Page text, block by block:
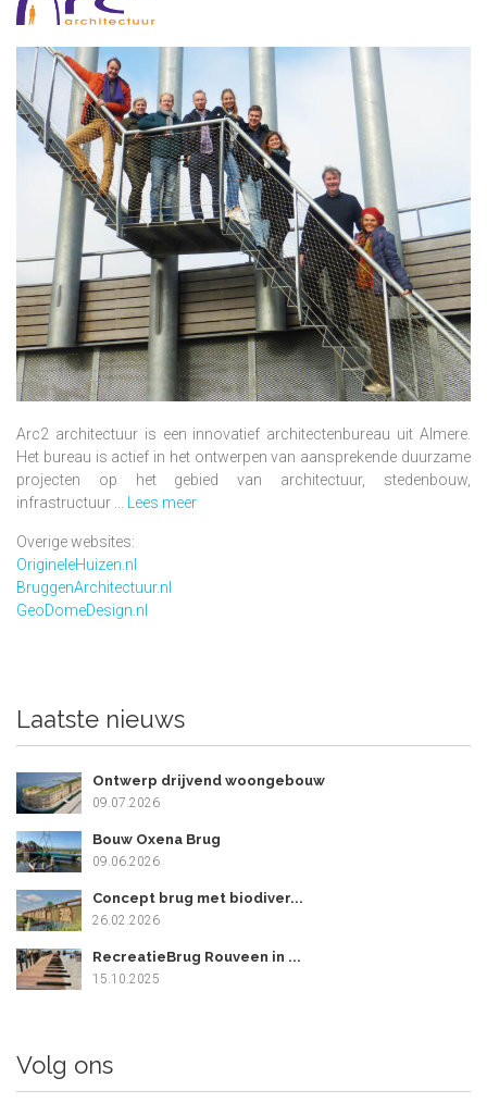
Arc2 architectuur is een innovatief architectenbureau uit Almere.
Het bureau is actief in het ontwerpen van aansprekende duurzame
projecten op het gebied van architectuur, stedenbouw,
infrastructuur ...
Lees meer
Overige websites:
OrigineleHuizen.nl
BruggenArchitectuur.nl
GeoDomeDesign.nl
Laatste nieuws
Ontwerp drijvend woongebouw
09.07.2026
Bouw Oxena Brug
09.06.2026
Concept brug met biodiver...
26.02.2026
RecreatieBrug Rouveen in ...
15.10.2025
Volg ons